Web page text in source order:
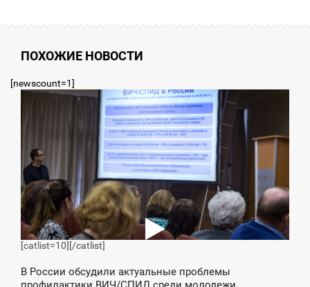
ПОХОЖИЕ НОВОСТИ
[newscount=1]
[catlist=10] [/catlist]
В России обсудили актуальные проблемы